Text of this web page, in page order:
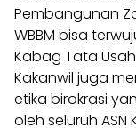
Pembangunan
WBBM bisa
Kabag Tata
Kakanwil juga
etika birokrasi
oleh seluruh ASN